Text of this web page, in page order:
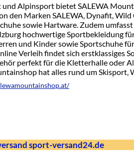
und Alpinsport bietet SALEWA
den Marken SALEWA, Dynafit,
sowie Hartware. Zudem
hochwertige Sportbekleidung
und Kinder sowie Sportschuhe
Verleih findet sich erstklassiges
perfekt für die Kletterhalle oder
hat alles rund um
sport-versand24.de